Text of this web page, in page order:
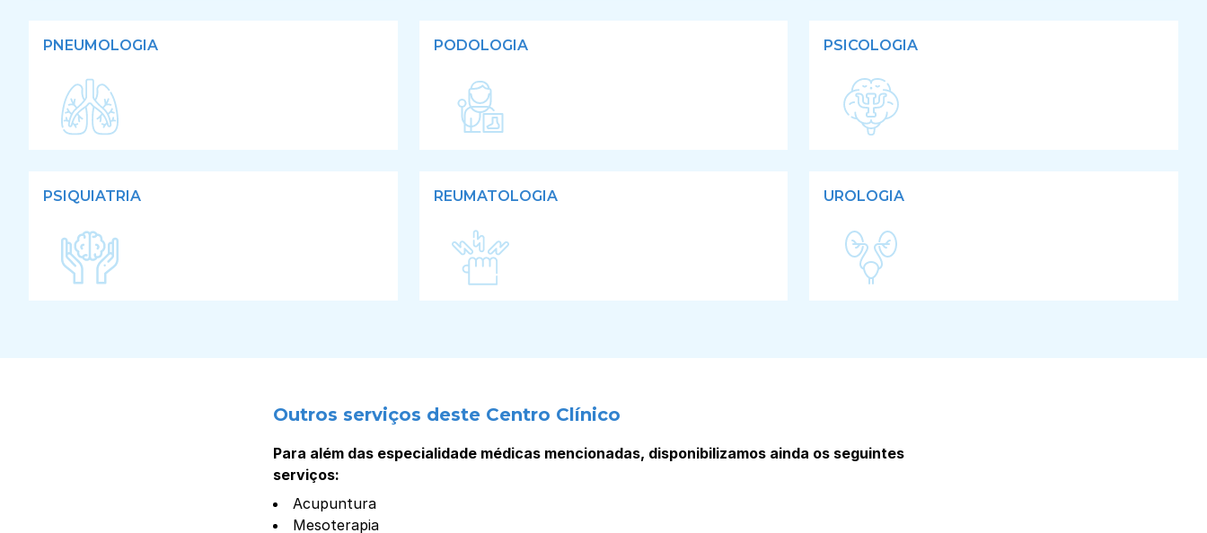
PNEUMOLOGIA PODOLOGIA PSICOLOGIA
PSIQUIATRIA REUMATOLOGIA UROLOGIA
Outros serviços deste Centro Clínico
Para além das especialidade médicas mencionadas, disponibilizamos ainda os seguintes
serviços:
Acupuntura
Mesoterapia